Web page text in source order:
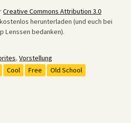
Creative Commons Attribution 3.0
herunterladen (und euch bei
Lenssen bedanken).
,Vorstellung
Cool Free
Old School